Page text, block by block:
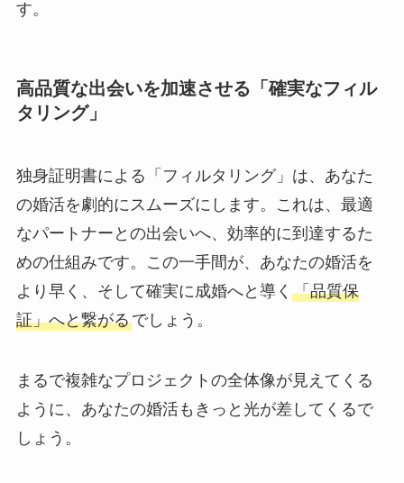
す。
高品質な出会いを加速させる「確実なフィル
タリング」
独身証明書による「フィルタリング」は、あなた
の婚活を劇的にスムーズにします。これは、最適
なパートナーとの出会いへ、効率的に到達するた
めの仕組みです。この一手間が、あなたの婚活を
より早く、そして確実に成婚へと導く 「品質保
証」へと繋がるでしょう。
まるで複雑なプロジェクトの全体像が見えてくる
ように、あなたの婚活もきっと光が差してくるで
しょう。